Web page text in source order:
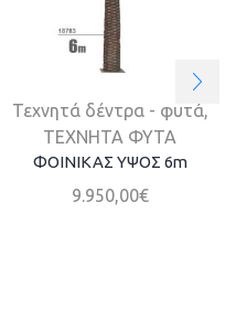
Τεχνητά δέντρα - φυτά,
ΤΕΧΝΗΤΑ ΦΥΤΑ
ΦΟΙΝΙΚΑΣ ΥΨΟΣ 6m
9.950,00€